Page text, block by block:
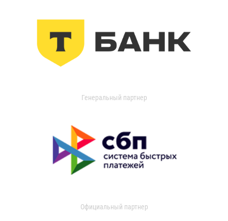
Генеральный партнер
Официальный партнер